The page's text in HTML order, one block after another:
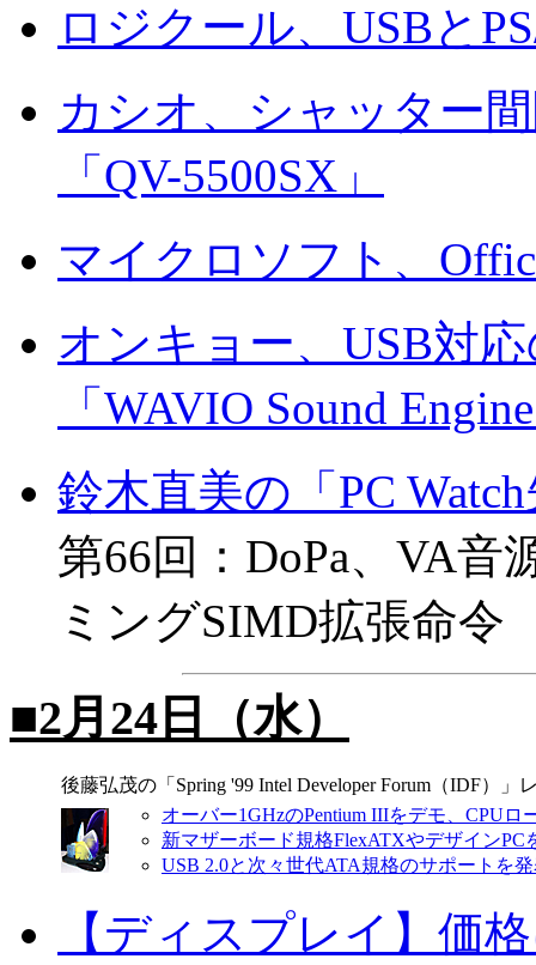
ロジクール、USBと
カシオ、シャッター
「QV-5500SX」
マイクロソフト、
オンキョー、USB対
「WAVIO Sound
鈴木直美の「PC
第66回：DoPa、VA
ミングSIMD拡張命令
■2月24日（水）
後藤弘茂の「Spring '99 Intel Developer Forum（IDF）」
オーバー1GHzのPentium IIIをデモ、CPUロ
新マザーボード規格FlexATXやデザインPC
USB 2.0と次々世代ATA規格のサポートを
【ディスプレイ】価